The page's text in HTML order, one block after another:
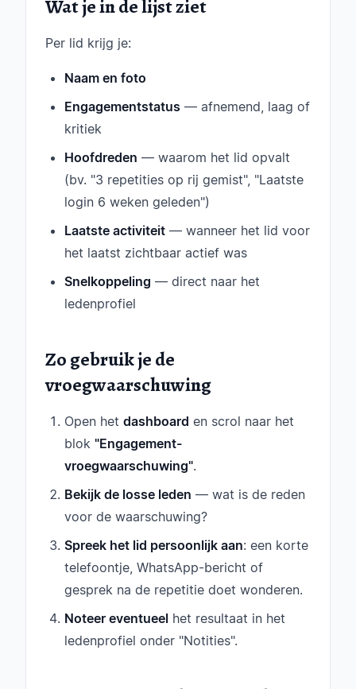
Wat je in de lijst ziet
Per lid krijg je:
Naam en foto
Engagementstatus — afnemend, laag of
kritiek
Hoofdreden — waarom het lid opvalt
(bv. "3 repetities op rij gemist", "Laatste
login 6 weken geleden")
Laatste activiteit — wanneer het lid voor
het laatst zichtbaar actief was
Snelkoppeling — direct naar het
ledenprofiel
Zo gebruik je de
vroegwaarschuwing
Open het dashboard en scrol naar het
blok "Engagement-
vroegwaarschuwing".
Bekijk de losse leden — wat is de reden
voor de waarschuwing?
Spreek het lid persoonlijk aan: een korte
telefoontje, WhatsApp-bericht of
gesprek na de repetitie doet wonderen.
Noteer eventueel het resultaat in het
ledenprofiel onder "Notities".